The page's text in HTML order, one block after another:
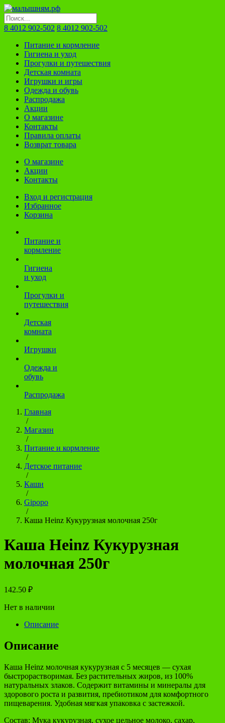
8 4012 902-502 8 4012 902-502
Питание и кормление
Гигиена и уход
Прогулки и путешествия
Детская комната
Игрушки и игры
Одежда и обувь
Распродажа
Акции
О магазине
Контакты
Правила оплаты
Возврат товара
О магазине
Акции
Контакты
Вход и регистрация
Избранное
Корзина
Питание и
кормление
Гигиена
и уход
Прогулки и
путешествия
Детская
комната
Игрушки
Одежда и
обувь
Распродажа
Главная
/
Магазин
/
Питание и кормление
/
Детское питание
/
Каши
/
Gipopo
/
Каша Heinz Кукурузная молочная 250г
Каша Heinz Кукурузная
молочная 250г
142.50 ₽
Нет в наличии
Описание
Описание
Каша Heinz молочная кукурузная с 5 месяцев — сухая
быстрорастворимая. Без растительных жиров, из 100%
натуральных злаков. Содержит витамины и минералы для
здорового роста и развития, пребиотиком для комфортного
пищеварения. Удобная мягкая упаковка с застежкой.
Состав: Мука кукурузная, сухое цельное молоко, сахар,